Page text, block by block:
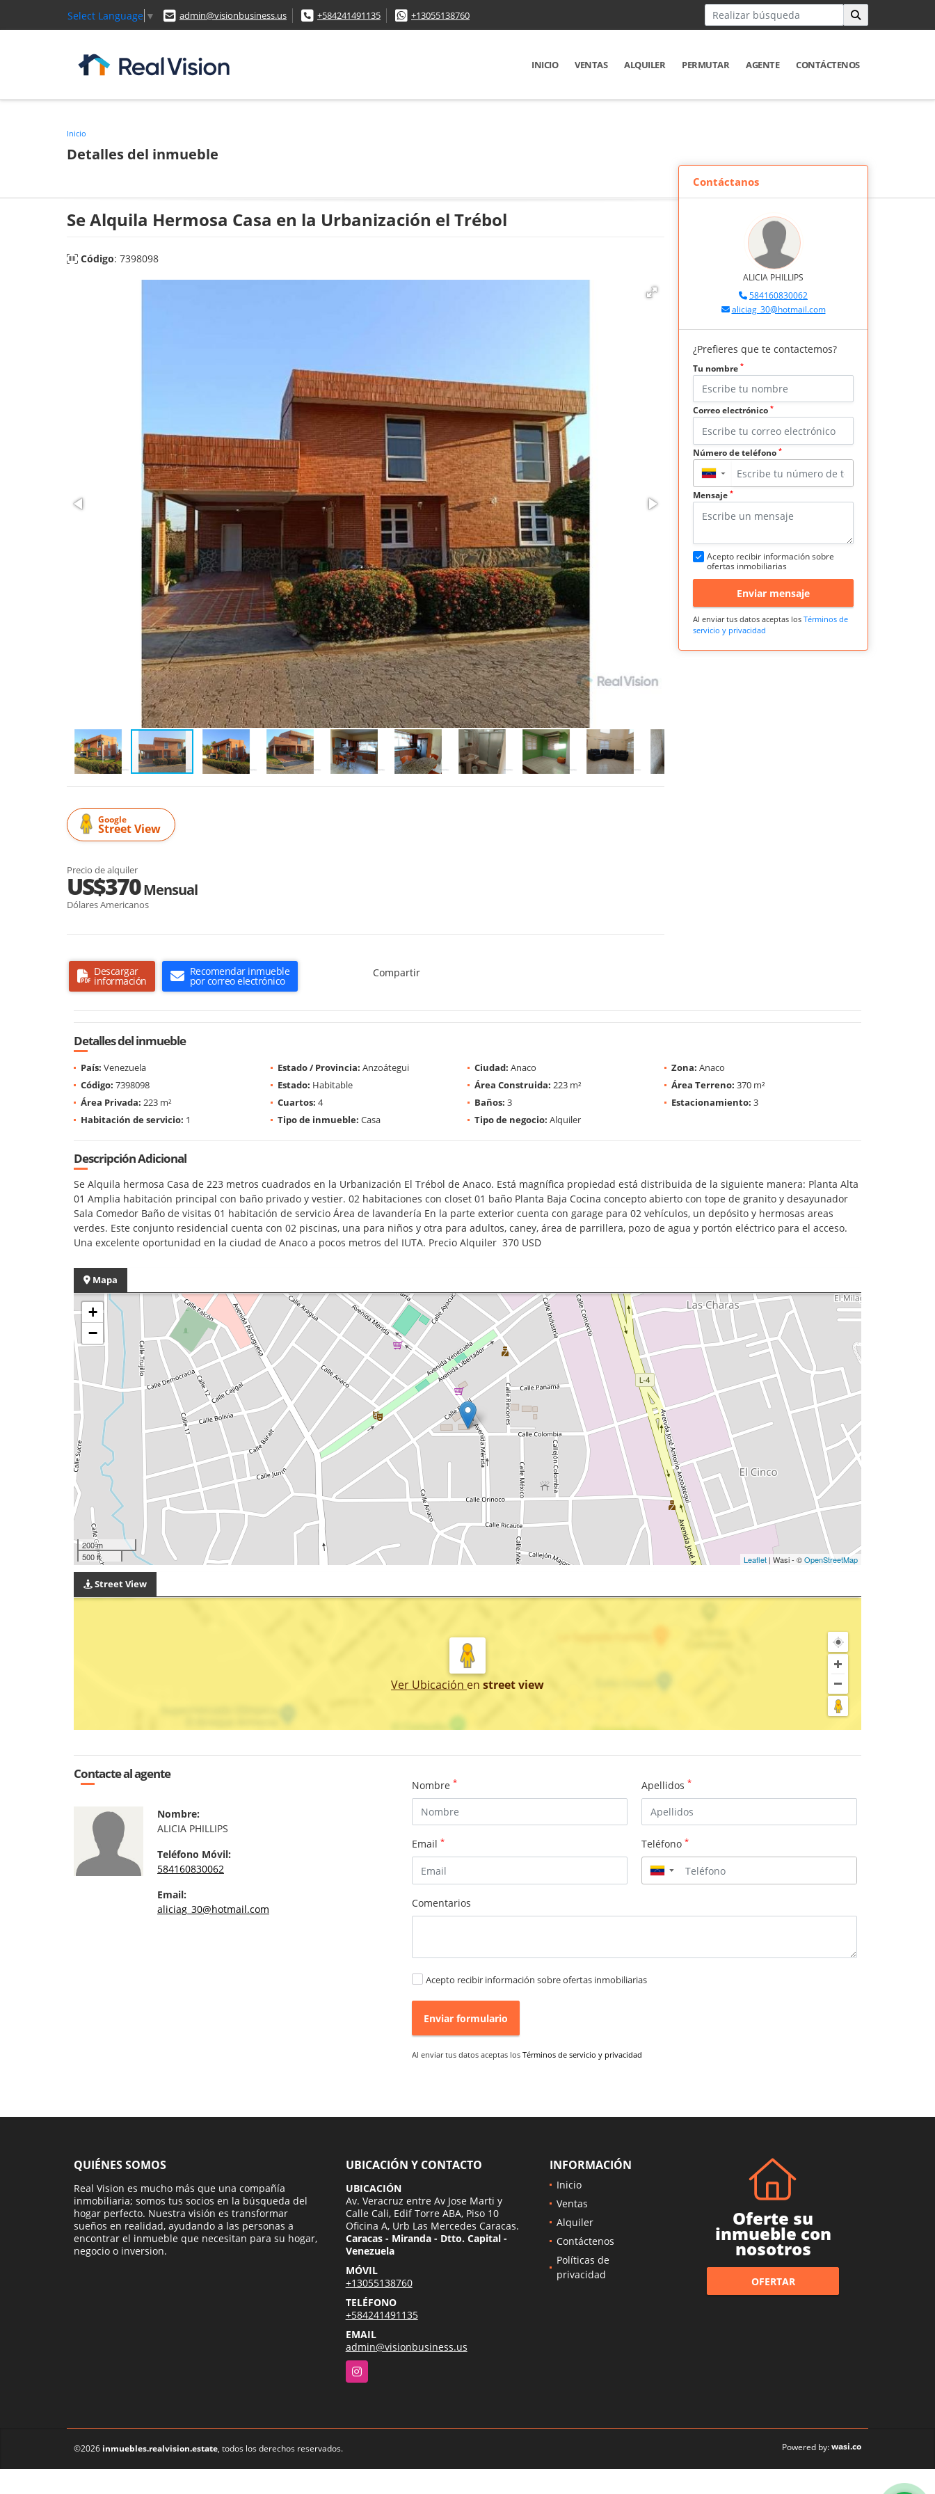
Select Language ▼ admin@visionbusiness.us +584241491135 +13055138760
INICIO VENTAS ALQUILER PERMUTAR AGENTE CONTÁCTENOS
Inicio
Detalles del inmueble
Se Alquila Hermosa Casa en la Urbanización el Trébol
Código: 7398098
Google
Street View
Precio de alquiler
US$370Mensual
Dólares Americanos
Descargar
información
Recomendar inmueble
por correo electrónico
Compartir
Contáctanos
ALICIA PHILLIPS
584160830062
aliciag_30@hotmail.com
¿Prefieres que te contactemos?
Tu nombre *
Correo electrónico *
Número de teléfono *
▼
Mensaje *
Acepto recibir información sobre
ofertas inmobiliarias
Enviar mensaje
Al enviar tus datos aceptas los Términos de
servicio y privacidad
Detalles del inmueble
País: Venezuela Estado / Provincia: Anzoátegui Ciudad: Anaco Zona: Anaco
Código: 7398098 Estado: Habitable Área Construida: 223 m² Área Terreno: 370 m²
Área Privada: 223 m² Cuartos: 4 Baños: 3 Estacionamiento: 3
Habitación de servicio: 1 Tipo de inmueble: Casa Tipo de negocio: Alquiler
Descripción Adicional
Se Alquila hermosa Casa de 223 metros cuadrados en la Urbanización El Trébol de Anaco. Está magnífica propiedad está distribuida de la siguiente manera: Planta Alta
01 Amplia habitación principal con baño privado y vestier. 02 habitaciones con closet 01 baño Planta Baja Cocina concepto abierto con tope de granito y desayunador
Sala Comedor Baño de visitas 01 habitación de servicio Área de lavandería En la parte exterior cuenta con garage para 02 vehículos, un depósito y hermosas areas
verdes. Este conjunto residencial cuenta con 02 piscinas, una para niños y otra para adultos, caney, área de parrillera, pozo de agua y portón eléctrico para el acceso.
Una excelente oportunidad en la ciudad de Anaco a pocos metros del IUTA. Precio Alquiler 370 USD
Mapa
+
−
200 m
500 ft
Leaflet | Wasi - ©OpenStreetMap
Street View
Ver Ubicación en street view
Contacte al agente
Nombre:
ALICIA PHILLIPS
Teléfono Móvil:
584160830062
Email:
aliciag_30@hotmail.com
Nombre * Apellidos *
Email * Teléfono *
▼
Comentarios
Acepto recibir información sobre ofertas inmobiliarias
Enviar formulario
Al enviar tus datos aceptas los Términos de servicio y privacidad
QUIÉNES SOMOS
Real Vision es mucho más que una compañía
inmobiliaria; somos tus socios en la búsqueda del
hogar perfecto. Nuestra visión es transformar
sueños en realidad, ayudando a las personas a
encontrar el inmueble que necesitan para su hogar,
negocio o inversion.
UBICACIÓN Y CONTACTO
UBICACIÓN
Av. Veracruz entre Av Jose Marti y
Calle Cali, Edif Torre ABA, Piso 10
Oficina A, Urb Las Mercedes Caracas.
Caracas - Miranda - Dtto. Capital -
Venezuela
MÓVIL
+13055138760
TELÉFONO
+584241491135
EMAIL
admin@visionbusiness.us
Instagram
INFORMACIÓN
Inicio
Ventas
Alquiler
Contáctenos
Políticas de
privacidad
Oferte su
inmueble con
nosotros
OFERTAR
©2026 inmuebles.realvision.estate, todos los derechos reservados. Powered by:wasi.co